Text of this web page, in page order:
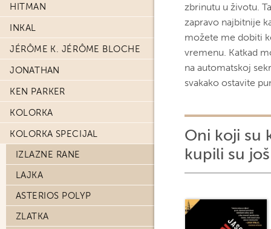
HITMAN
INKAL
JÉRÔME K. JÉRÔME BLOCHE
JONATHAN
KEN PARKER
KOLORKA
KOLORKA SPECIJAL
IZLAZNE RANE
LAJKA
ASTERIOS POLYP
ZLATKA
zbrinutu u životu.
zapravo najbitnije
možete me dobiti
vremenu. Katkad
na automatskoj
svakako ostavite
Oni koji su
kupili su